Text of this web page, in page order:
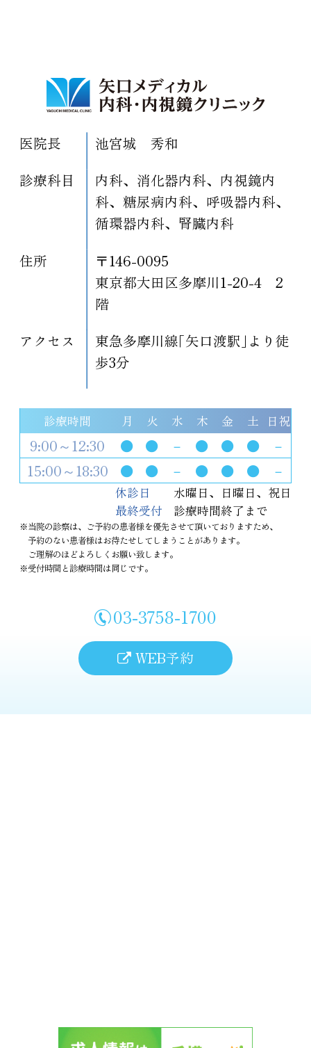
医院長
池宮城 秀和
診療科目
内科、消化器内科、内視鏡内
科、糖尿病内科、呼吸器内科、
循環器内科、腎臓内科
住所
〒146-0095
東京都大田区多摩川1-20-4 2
階
アクセス
東急多摩川線｢矢口渡駅｣より徒
歩3分
休診日
水曜日、日曜日、祝日
最終受付
診療時間終了まで
※当院の診察は、ご予約の患者様を優先させて頂いておりますため、
予約のない患者様はお待たせしてしまうことがあります。
ご理解のほどよろしくお願い致します。
※受付時間と診療時間は同じです。
診療時間 月 火 水 木 金 土 日祝
9:00～12:30 ● ● － ● ● ●
－
15:00～18:30
● ● － ● ● ● －
03-3758-1700
WEB予約